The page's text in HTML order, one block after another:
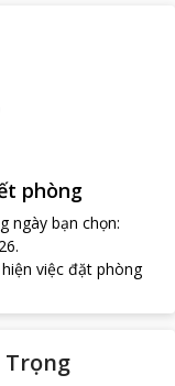
phòng
ngày bạn chọn:
.
việc đặt phòng
Trọng